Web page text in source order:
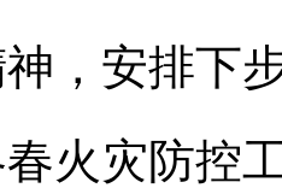
，安排下
火灾防控